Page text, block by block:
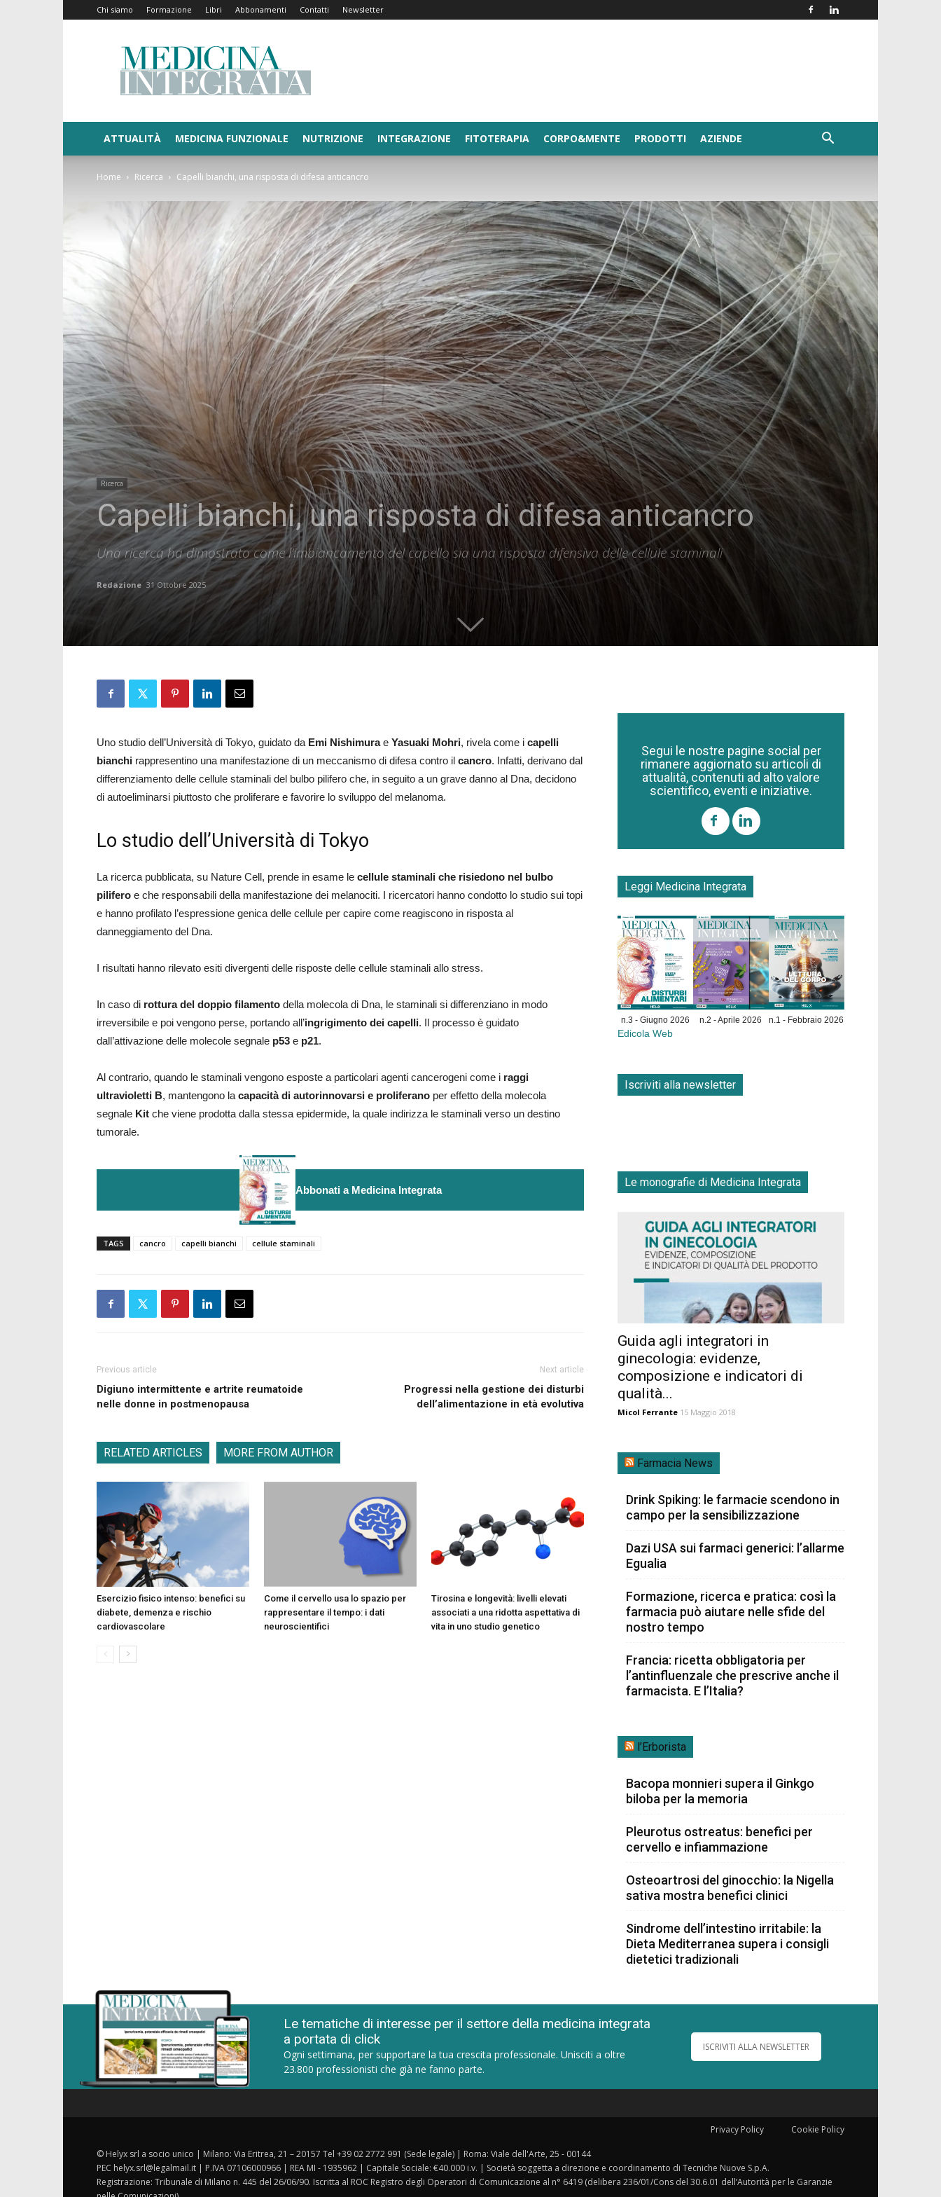
Chi siamo Formazione Libri Abbonamenti Contatti Newsletter
Medicina
Integrata
ATTUALITÀ MEDICINA FUNZIONALE NUTRIZIONE INTEGRAZIONE FITOTERAPIA CORPO&MENTE PRODOTTI AZIENDE
Home Ricerca Capelli bianchi, una risposta di difesa anticancro
Ricerca
Capelli bianchi, una risposta di difesa anticancro
Una ricerca ha dimostrato come l’imbiancamento del capello sia una risposta difensiva delle cellule staminali
Redazione 31 Ottobre 2025
Uno studio dell’Università di Tokyo, guidato da Emi Nishimurae Yasuaki Mohri, rivela come i capelli
bianchi rappresentino una manifestazione di un meccanismo di difesa contro il cancro. Infatti, derivano dal
differenziamento delle cellule staminali del bulbo pilifero che, in seguito a un grave danno al Dna, decidono
di autoeliminarsi piuttosto che proliferare e favorire lo sviluppo del melanoma.
Lo studio dell’Università di Tokyo
La ricerca pubblicata, su Nature Cell, prende in esame le cellule staminali che risiedono nel bulbo
pilifero e che responsabili della manifestazione dei melanociti. I ricercatori hanno condotto lo studio sui topi
e hanno profilato l’espressione genica delle cellule per capire come reagiscono in risposta al
danneggiamento del Dna.
I risultati hanno rilevato esiti divergenti delle risposte delle cellule staminali allo stress.
In caso di rottura del doppio filamento della molecola di Dna, le staminali si differenziano in modo
irreversibile e poi vengono perse, portando all’ingrigimento dei capelli. Il processo è guidato
dall’attivazione delle molecole segnale p53 e p21.
Al contrario, quando le staminali vengono esposte a particolari agenti cancerogeni come i raggi
ultravioletti B, mantengono la capacità di autorinnovarsi e proliferano per effetto della molecola
segnale Kit che viene prodotta dalla stessa epidermide, la quale indirizza le staminali verso un destino
tumorale.
Abbonati a Medicina Integrata
TAGS cancro capelli bianchi cellule staminali
Previous article
Digiuno intermittente e artrite reumatoide
nelle donne in postmenopausa
Next article
Progressi nella gestione dei disturbi
dell’alimentazione in età evolutiva
RELATED ARTICLES MORE FROM AUTHOR
Esercizio fisico intenso: benefici su
diabete, demenza e rischio
cardiovascolare
Come il cervello usa lo spazio per
rappresentare il tempo: i dati
neuroscientifici
Tirosina e longevità: livelli elevati
associati a una ridotta aspettativa di
vita in uno studio genetico
Segui le nostre pagine social per
rimanere aggiornato su articoli di
attualità, contenuti ad alto valore
scientifico, eventi e iniziative.
Leggi Medicina Integrata
n.3 - Giugno 2026 n.2 - Aprile 2026 n.1 - Febbraio 2026
Edicola Web
Iscriviti alla newsletter
Le monografie di Medicina Integrata
Guida agli integratori in
ginecologia: evidenze,
composizione e indicatori di
qualità...
Micol Ferrante 15 Maggio 2018
Farmacia News
Drink Spiking: le farmacie scendono in
campo per la sensibilizzazione
Dazi USA sui farmaci generici: l’allarme
Egualia
Formazione, ricerca e pratica: così la
farmacia può aiutare nelle sfide del
nostro tempo
Francia: ricetta obbligatoria per
l’antinfluenzale che prescrive anche il
farmacista. E l’Italia?
l’Erborista
Bacopa monnieri supera il Ginkgo
biloba per la memoria
Pleurotus ostreatus: benefici per
cervello e infiammazione
Osteoartrosi del ginocchio: la Nigella
sativa mostra benefici clinici
Sindrome dell’intestino irritabile: la
Dieta Mediterranea supera i consigli
dietetici tradizionali
Le tematiche di interesse per il settore della medicina integrata
a portata di click
Ogni settimana, per supportare la tua crescita professionale. Unisciti a oltre
23.800 professionisti che già ne fanno parte.
ISCRIVITI ALLA NEWSLETTER
Privacy Policy Cookie Policy
© Helyx srl a socio unico | Milano: Via Eritrea, 21 – 20157 Tel +39 02 2772 991 (Sede legale) | Roma: Viale dell'Arte, 25 - 00144
PEC helyx.srl@legalmail.it | P.IVA 07106000966 | REA MI - 1935962 | Capitale Sociale: €40.000 i.v. | Società soggetta a direzione e coordinamento di Tecniche Nuove S.p.A.
Registrazione: Tribunale di Milano n. 445 del 26/06/90. Iscritta al ROC Registro degli Operatori di Comunicazione al n° 6419 (delibera 236/01/Cons del 30.6.01 dell’Autorità per le Garanzie